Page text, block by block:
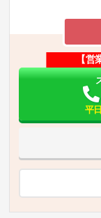
【
平